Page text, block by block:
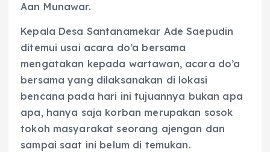
Aan Munawar.
Kepala Desa Santanamekar Ade Saepudin
ditemui usai acara do’a bersama
mengatakan kepada wartawan, acara do’a
bersama yang dilaksanakan di lokasi
bencana pada hari ini tujuannya bukan apa
apa, hanya saja korban merupakan sosok
tokoh masyarakat seorang ajengan dan
sampai saat ini belum di temukan.